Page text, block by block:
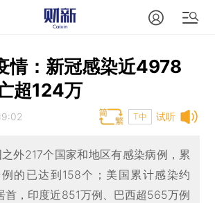
情：新冠感染近4978
超124万
试听
T中
之外217个国家和地区有感染病例，累
的已达到158个；美国累计感染约
首，印度近851万例、巴西超565万例